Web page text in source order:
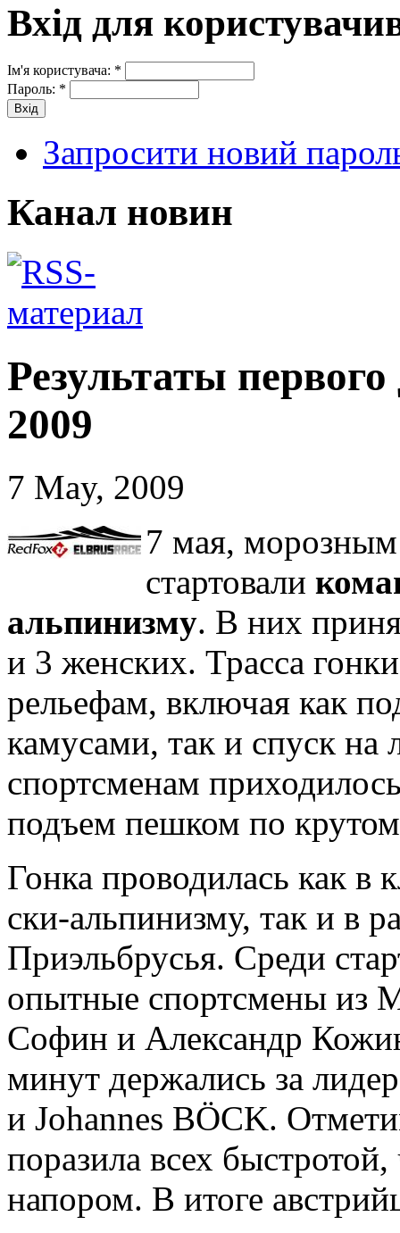
Вхід для
Ім'я користувача: *
Пароль: *
Запросити новий
Канал новин
Результаты
2009
7 May, 2009
7 мая,
стартовали
альпинизму. В них
и 3 женских. Трасса
рельефам, включая как
камусами, так и спуск на
спортсменам
подъем пешком по
Гонка проводилась как в
ски-альпинизму, так и в
Приэльбрусья. Среди
опытные спортсмены из
Софин и Александр
минут держались за
и Johannes BÖCK.
поразила всех
напором. В итоге